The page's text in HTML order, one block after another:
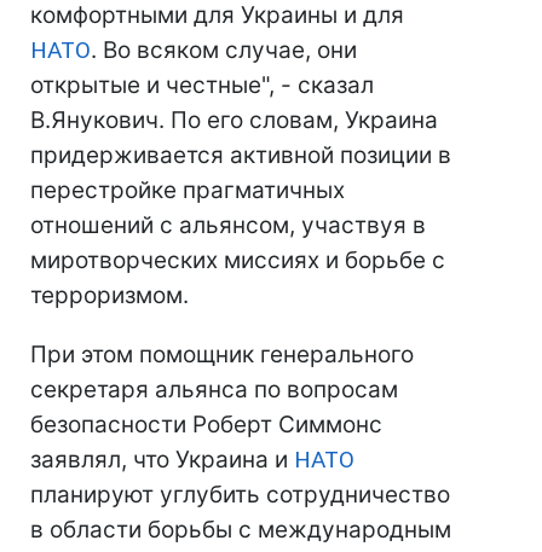
комфортными для Украины и для
НАТО. Во всяком случае, они
открытые и честные", - сказал
В.Янукович. По его словам, Украина
придерживается активной позиции в
перестройке прагматичных
отношений с альянсом, участвуя в
миротворческих миссиях и борьбе с
терроризмом.
При этом помощник генерального
секретаря альянса по вопросам
безопасности Роберт Симмонс
заявлял, что Украина и НАТО
планируют углубить сотрудничество
в области борьбы с международным